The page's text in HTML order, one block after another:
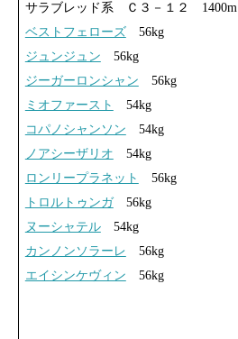
サラブレッド系 Ｃ３－１２ 1400m
ベストフェローズ56kg
ジュンジュン 56kg
ジーガーロンシャン 56kg
ミオファースト
54kg
コパノシャンソン 54kg
ノアシーザリオ 54kg
ロンリープラネット
56kg
トロルトゥンガ56kg
ヌーシャテル54kg
カンノンソラーレ 56kg
エイシンケヴィン 56kg